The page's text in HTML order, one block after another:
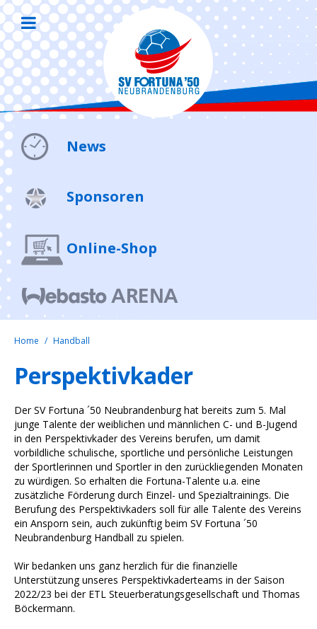
News
Sponsoren
Online-Shop
Home Handball
Perspektivkader
Der SV Fortuna ´50 Neubrandenburg hat bereits zum 5. Mal
junge Talente der weiblichen und männlichen C- und B-Jugend
in den Perspektivkader des Vereins berufen, um damit
vorbildliche schulische, sportliche und persönliche Leistungen
der Sportlerinnen und Sportler in den zurückliegenden Monaten
zu würdigen. So erhalten die Fortuna-Talente u.a. eine
zusätzliche Förderung durch Einzel- und Spezialtrainings. Die
Berufung des Perspektivkaders soll für alle Talente des Vereins
ein Ansporn sein, auch zukünftig beim SV Fortuna ´50
Neubrandenburg Handball zu spielen.
Wir bedanken uns ganz herzlich für die finanzielle
Unterstützung unseres Perspektivkaderteams in der Saison
2022/23 bei der ETL Steuerberatungsgesellschaft und Thomas
Böckermann.